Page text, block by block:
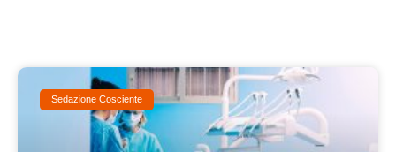
Sedazione Cosciente